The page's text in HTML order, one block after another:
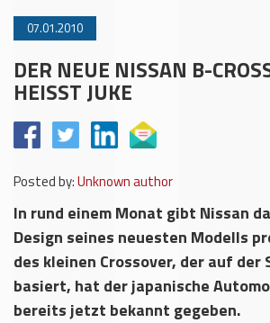
07.01.2010
DER NEUE NISSAN B-
HEISST JUKE
Posted by:Unknown author
In rund einem Monat gibt Nissan
Design seines neuesten Modells
des kleinen Crossover, der auf der
basiert, hat der japanische
bereits jetzt bekannt gegeben.